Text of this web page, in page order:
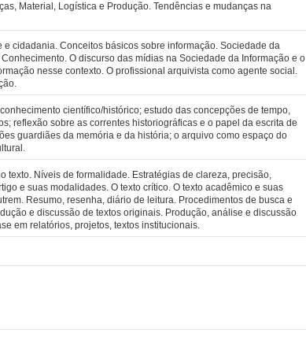
Material, Logística e Produção. Tendências e mudanças na
e cidadania. Conceitos básicos sobre informação. Sociedade da
O discurso das mídias na Sociedade da Informação e o
nesse contexto. O profissional arquivista como agente social.
científico/histórico; estudo das concepções de tempo,
reflexão sobre as correntes historiográficas e o papel da escrita de
guardiães da memória e da história; o arquivo como espaço do
texto. Níveis de formalidade. Estratégias de clareza, precisão,
e suas modalidades. O texto crítico. O texto acadêmico e suas
Resumo, resenha, diário de leitura. Procedimentos de busca e
e discussão de textos originais. Produção, análise e discussão
em relatórios, projetos, textos institucionais.